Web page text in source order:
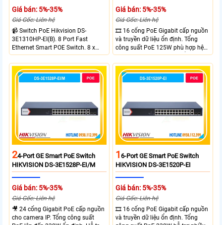
Giá bán: 5%-35%
Giá Gốc: Liên hệ
📹 Switch PoE Hikvision DS-
3E1310HP-EI(B). 8 Port Fast
Ethernet Smart POE Switch. 8 x
10/100M PoE Ports, 2 x Gigabit
Uplink Ports.
Giá bán: 5%-35%
Giá Gốc: Liên hệ
🎞 16 cổng PoE Gigabit cấp nguồn
và truyền dữ liệu ổn định. Tổng
công suất PoE 125W phù hợp hệ
thống camera IP vừa. 2 cổng RJ45
Gigabit và 2 cổng quang SFP mở
rộng linh hoạt. Hỗ trợ truyền PoE
xa tối đa lên đến 300 mét.
24-Port GE Smart PoE Switch
HIKVISION DS-3E1528P-EI/M
Giá bán: 5%-35%
Giá Gốc: Liên hệ
🎥 24 cổng Gigabit PoE cấp nguồn
cho camera IP. Tổng công suất
16-Port GE Smart PoE Switch
HIKVISION DS-3E1520P-EI
Giá bán: 5%-35%
Giá Gốc: Liên hệ
🎞 16 cổng PoE Gigabit cấp nguồn
và truyền dữ liệu ổn định. Tổng